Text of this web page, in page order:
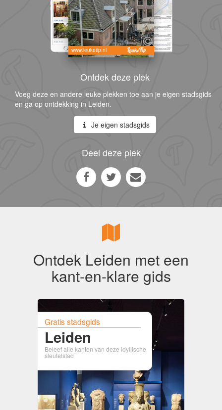
www.leuketip.nl
Ontdek deze plek
Voeg deze en andere leuke plekken toe aan je eigen stadsgids
en ga op ontdekking in Leiden.
Je eigen stadsgids
Deel deze plek
Ontdek Leiden met een
kant-en-klare gids
Gratis stadsgids
Leiden
Beleef alle kanten van deze idyllische
sleutelstad